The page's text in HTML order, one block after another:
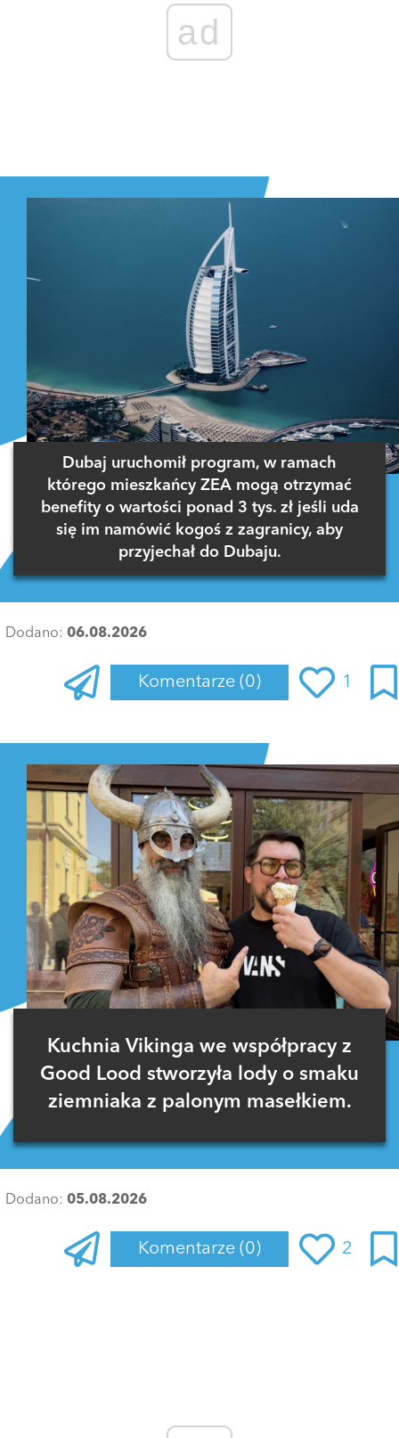
ad
Dubaj uruchomił program, w ramach
którego mieszkańcy ZEA mogą otrzymać
benefity o wartości ponad 3 tys. zł jeśli uda
się im namówić kogoś z zagranicy, aby
przyjechał do Dubaju.
Dodano: 06.08.2026
Komentarze (0) 1
Kuchnia Vikinga we współpracy z
Good Lood stworzyła lody o smaku
ziemniaka z palonym masełkiem.
Dodano: 05.08.2026
Komentarze (0) 2